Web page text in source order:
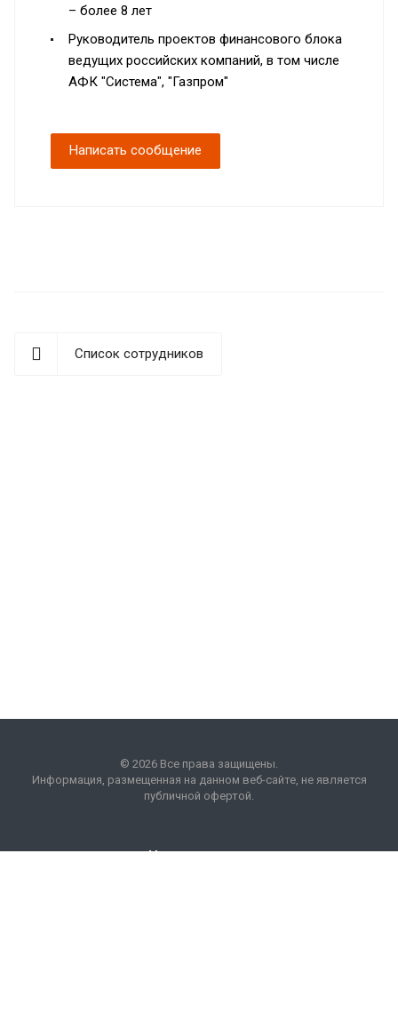
– более 8 лет
Руководитель проектов финансового блока
ведущих российских компаний, в том числе
АФК "Система", "Газпром"
Написать сообщение
Список сотрудников
© 2026 Все права защищены.
Информация, размещенная на данном веб-сайте, не является
публичной офертой.
Наши контакты